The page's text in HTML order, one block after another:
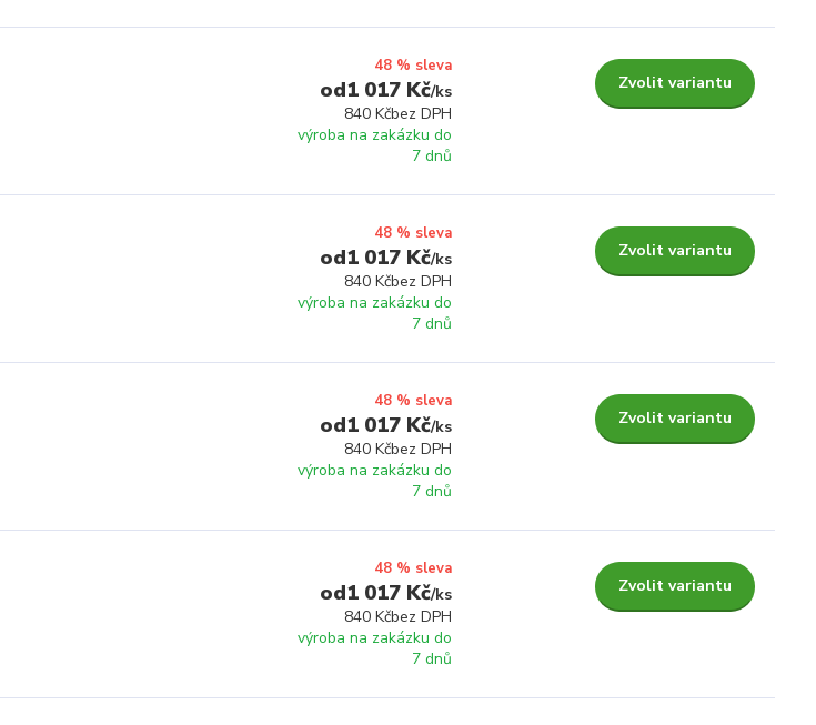
48 % sleva
1 017 Kč/ks
840 Kčbez DPH
výroba na zakázku do
7 dnů
Zvolit variantu
48 % sleva
1 017 Kč/ks
840 Kčbez DPH
výroba na zakázku do
7 dnů
Zvolit variantu
48 % sleva
1 017 Kč/ks
840 Kčbez DPH
výroba na zakázku do
7 dnů
Zvolit variantu
48 % sleva
1 017 Kč/ks
840 Kčbez DPH
výroba na zakázku do
7 dnů
Zvolit variantu